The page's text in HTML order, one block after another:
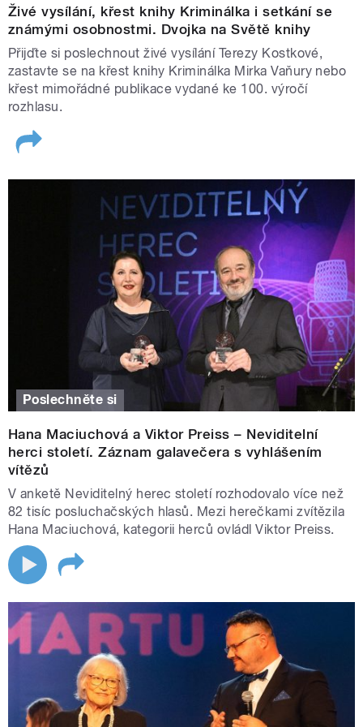
Zpěvák Michal Malátný přiblíží, jak vypadá příprava velké
kapely na velký koncert u příležitosti 100. výročí zahájení
rozhlasového vysílání.
|Byl jednou jeden rozhlas
Cesta časem a rozhlasovým vysíláním. Hosté: Jan Rosák,
Jitka Asterová, Miloš Skalka a Patricie Strouhalová.
Moderuje Honza Kovařík.
Byl jednou jeden rozhlas. Cesta časem a rozhlasovým
vysíláním. Hosté: Jan Rosák, Jitka Asterová, Miloš Skalka
a Patricie Strouhalová. Moderuje Honza Kovařík
52:55
13:00–16:00
Česko jako na dlani ke 100. výročí
rozhlasu
Připravujeme živé vstupy ze zákulisí příprav večerního
koncertu. Moderuje Iva Bendová.
16:00–17:00|Káva o čtvrté. Vaše každodenní
Živé vysílání, křest knihy Kriminálka i setkání se
známými osobnostmi. Dvojka na Světě knihy
Přijďte si poslechnout živé vysílání Terezy Kostkové,
zastavte se na křest knihy Kriminálka Mirka Vaňury nebo
křest mimořádné publikace vydané ke 100. výročí
rozhlasu.
Poslechněte si
Hana Maciuchová a Viktor Preiss – Neviditelní
herci století. Záznam galavečera s vyhlášením
vítězů
V anketě Neviditelný herec století rozhodovalo více než
82 tisíc posluchačských hlasů. Mezi herečkami zvítězila
Hana Maciuchová, kategorii herců ovládl Viktor Preiss.